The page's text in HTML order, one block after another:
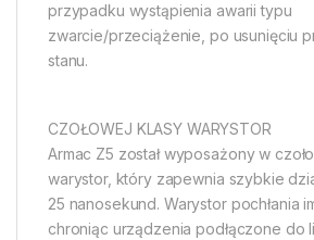
przypadku wystąpienia awarii typu
zwarcie/przeciążenie, po usunięciu
stanu.
CZOŁOWEJ KLASY WARYSTOR
Armac Z5 został wyposażony w
warystor, który zapewnia szybkie
25 nanosekund. Warystor pochłania
chroniąc urządzenia podłączone do